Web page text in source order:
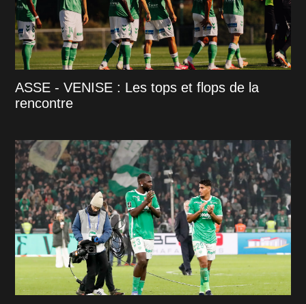
ASSE - VENISE : Les tops et flops de la
rencontre